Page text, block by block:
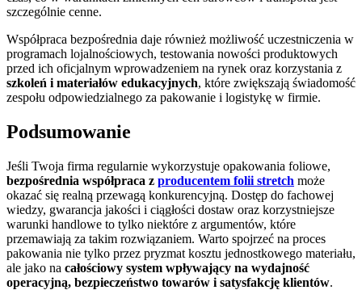
szczególnie cenne.
Współpraca bezpośrednia daje również możliwość uczestniczenia w
programach lojalnościowych, testowania nowości produktowych
przed ich oficjalnym wprowadzeniem na rynek oraz korzystania z
szkoleń i materiałów edukacyjnych, które zwiększają świadomość
zespołu odpowiedzialnego za pakowanie i logistykę w firmie.
Podsumowanie
Jeśli Twoja firma regularnie wykorzystuje opakowania foliowe,
bezpośrednia współpraca z producentem folii stretch może
okazać się realną przewagą konkurencyjną. Dostęp do fachowej
wiedzy, gwarancja jakości i ciągłości dostaw oraz korzystniejsze
warunki handlowe to tylko niektóre z argumentów, które
przemawiają za takim rozwiązaniem. Warto spojrzeć na proces
pakowania nie tylko przez pryzmat kosztu jednostkowego materiału,
ale jako na całościowy system wpływający na wydajność
operacyjną, bezpieczeństwo towarów i satysfakcję klientów.